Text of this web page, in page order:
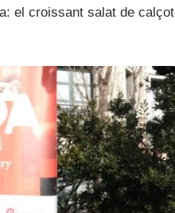
el croissant salat de